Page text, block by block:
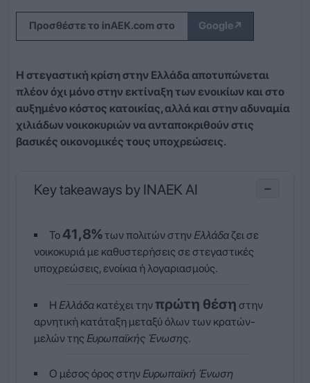
Προσθέστε το inAEK.com στο Google↗
Η στεγαστική κρίση στην Ελλάδα αποτυπώνεται
πλέον όχι μόνο στην εκτίναξη των ενοικίων και στο
αυξημένο κόστος κατοικίας, αλλά και στην αδυναμία
χιλιάδων νοικοκυριών να ανταποκριθούν στις
βασικές οικονομικές τους υποχρεώσεις.
Key takeaways by INAEK AI −
Το 41,8%των πολιτών στην Ελλάδαζει σε
νοικοκυριά με καθυστερήσεις σε στεγαστικές
υποχρεώσεις, ενοίκια ή λογαριασμούς.
Η Ελλάδα κατέχει την πρώτη θέση στην
αρνητική κατάταξη μεταξύ όλων των κρατών-
μελών της Ευρωπαϊκής Ένωσης.
Ο μέσος όρος στην Ευρωπαϊκή Ένωση